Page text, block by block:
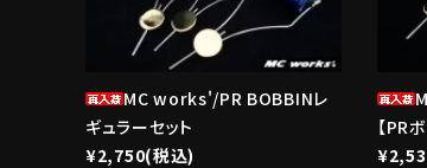
MC works'/PR BOBBINレ
ギュラーセット
¥2,750(税込)
【PR